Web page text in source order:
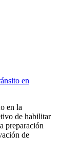
en
en la
de habilitar
preparación
de